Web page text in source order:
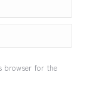
browser for the